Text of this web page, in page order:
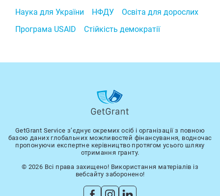
Наука для України
НФДУ
Освіта для дорослих
Програма USAID
Стійкість демократії
GetGrant Service з’єднує окремих осіб і організації з повною
базою даних глобальних можливостей фінансування, водночас
пропонуючи експертне керівництво протягом усього шляху
отримання гранту.
© 2026 Всі права захищено! Використання матеріалів із
вебсайту заборонено!